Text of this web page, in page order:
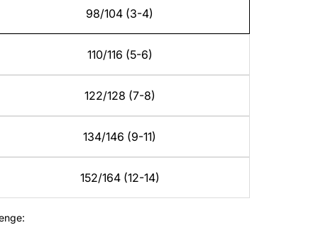
98/104 (3-4)
110/116 (5-6)
122/128 (7-8)
134/146 (9-11)
152/164 (12-14)